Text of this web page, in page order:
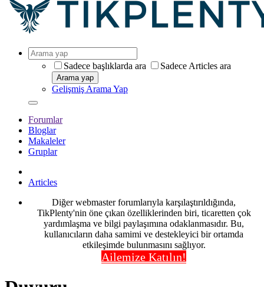
Sadece başlıklarda ara Sadece Articles ara
Arama yap
Gelişmiş Arama Yap
Forumlar
Bloglar
Makaleler
Gruplar
Articles
Diğer webmaster forumlarıyla karşılaştırıldığında,
TikPlenty'nin öne çıkan özelliklerinden biri, ticaretten çok
yardımlaşma ve bilgi paylaşımına odaklanmasıdır. Bu,
kullanıcıların daha samimi ve destekleyici bir ortamda
etkileşimde bulunmasını sağlıyor.
Ailemize Katılın!